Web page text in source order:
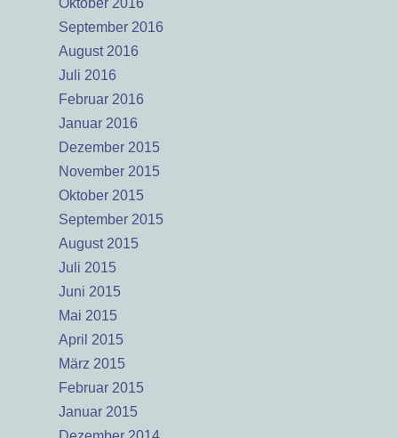
Oktober 2016
September 2016
August 2016
Juli 2016
Februar 2016
Januar 2016
Dezember 2015
November 2015
Oktober 2015
September 2015
August 2015
Juli 2015
Juni 2015
Mai 2015
April 2015
März 2015
Februar 2015
Januar 2015